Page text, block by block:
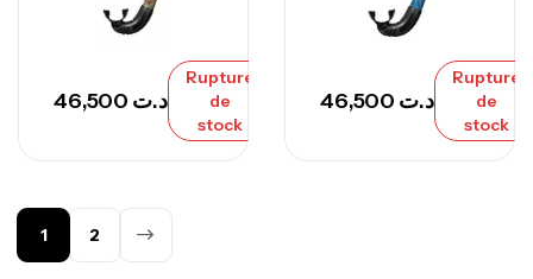
د.ت
Rupture
de
stock
د.ت
Rupture
de
stock
1 2